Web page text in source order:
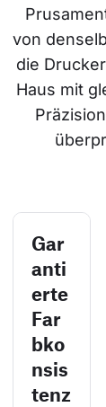
von
die
Haus mit
Gar
anti
erte
Far
bko
nsis
tenz